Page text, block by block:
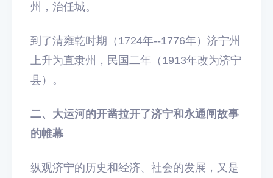
州，治任城。
到了清雍乾时期（1724年--1776年）济宁州
上升为直隶州，民国二年（1913年改为济宁
县）。
二、大运河的开凿拉开了济宁和永通闸故事
的帷幕
纵观济宁的历史和经济、社会的发展，又是